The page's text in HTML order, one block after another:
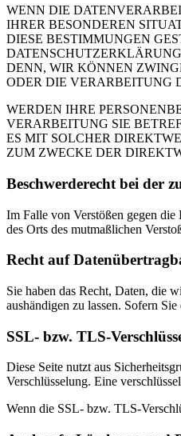
WENN DIE
IHRER BESONDEREN
DIESE BESTIMMUNGEN
DENN, WIR KÖNNEN
ODER DIE VERARBEITUNG
WERDEN IHRE
VERARBEITUNG SIE
ES MIT SOLCHER
ZUM ZWECKE DER
Beschwerde­recht bei der
Im Falle von Verstößen gegen
des Orts des mutmaßlichen
Recht auf
Sie haben das Recht, Daten, die
aushändigen zu lassen. Sofern
SSL- bzw. TLS-
Diese Seite nutzt aus
Verschlüsselung. Eine
Wenn die SSL- bzw. TLS-